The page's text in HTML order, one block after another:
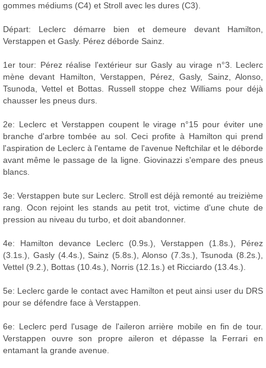
gommes médiums (C4) et Stroll avec les dures (C3).
Départ: Leclerc démarre bien et demeure devant Hamilton,
Verstappen et Gasly. Pérez déborde Sainz.
1er tour: Pérez réalise l'extérieur sur Gasly au virage n°3. Leclerc
mène devant Hamilton, Verstappen, Pérez, Gasly, Sainz, Alonso,
Tsunoda, Vettel et Bottas. Russell stoppe chez Williams pour déjà
chausser les pneus durs.
2e: Leclerc et Verstappen coupent le virage n°15 pour éviter une
branche d'arbre tombée au sol. Ceci profite à Hamilton qui prend
l'aspiration de Leclerc à l'entame de l'avenue Neftchilar et le déborde
avant même le passage de la ligne. Giovinazzi s'empare des pneus
blancs.
3e: Verstappen bute sur Leclerc. Stroll est déjà remonté au treizième
rang. Ocon rejoint les stands au petit trot, victime d'une chute de
pression au niveau du turbo, et doit abandonner.
4e: Hamilton devance Leclerc (0.9s.), Verstappen (1.8s.), Pérez
(3.1s.), Gasly (4.4s.), Sainz (5.8s.), Alonso (7.3s.), Tsunoda (8.2s.),
Vettel (9.2.), Bottas (10.4s.), Norris (12.1s.) et Ricciardo (13.4s.).
5e: Leclerc garde le contact avec Hamilton et peut ainsi user du DRS
pour se défendre face à Verstappen.
6e: Leclerc perd l'usage de l'aileron arrière mobile en fin de tour.
Verstappen ouvre son propre aileron et dépasse la Ferrari en
entamant la grande avenue.